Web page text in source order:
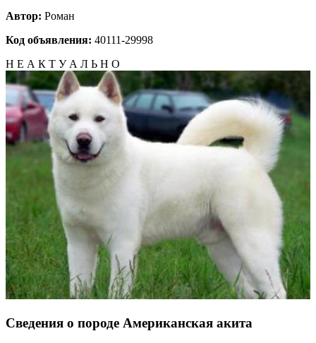
Автор: Роман
Код объявления: 40111-29998
Н Е А К Т У А Л Ь Н О
Сведения о породе Американская акита